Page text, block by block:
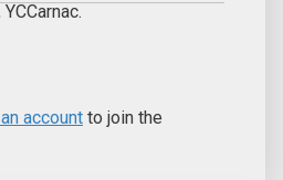
account to join the